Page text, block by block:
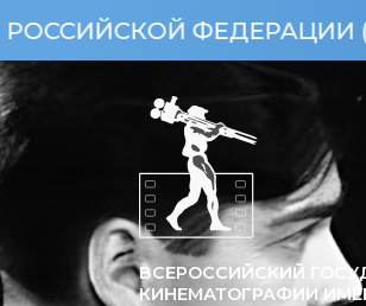
ФЕДЕРАЦИИ (УКАЗ
ВСЕРОССИЙСКИЙ
КИНЕМАТОГРАФИИ